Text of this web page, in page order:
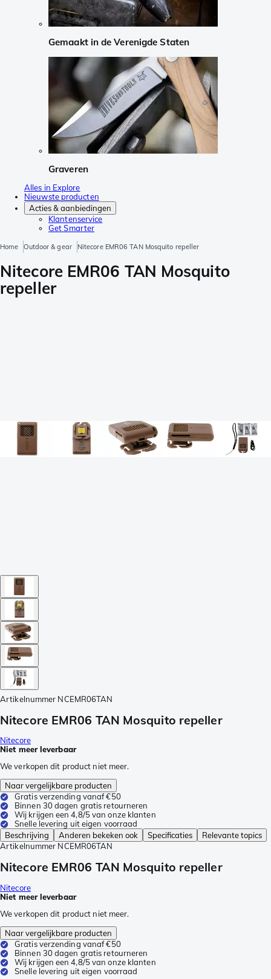
Gemaakt in de Verenigde Staten
Graveren
Alles in Explore
Nieuwste producten
Acties & aanbiedingen
Klantenservice
Get Smarter
Home Outdoor & gear Nitecore EMR06 TAN Mosquito repeller
Nitecore EMR06 TAN Mosquito
repeller
Artikelnummer NCEMR06TAN
Nitecore EMR06 TAN Mosquito repeller
Nitecore
Niet meer leverbaar
We verkopen dit product niet meer.
Naar vergelijkbare producten
Gratis verzending vanaf €50
Binnen 30 dagen gratis retourneren
Wij krijgen een 4,8/5 van onze klanten
Snelle levering uit eigen voorraad
Beschrijving
Anderen bekeken ook Specificaties
Relevante topics
Artikelnummer NCEMR06TAN
Nitecore EMR06 TAN Mosquito repeller
Nitecore
Niet meer leverbaar
We verkopen dit product niet meer.
Naar vergelijkbare producten
Gratis verzending vanaf €50
Binnen 30 dagen gratis retourneren
Wij krijgen een 4,8/5 van onze klanten
Snelle levering uit eigen voorraad